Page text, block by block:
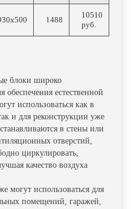
1488
10510
руб.
блоки широко
обеспечения естественной
использоваться как в
и для реконструкции уже
в стены или
отверстий,
циркулировать,
качество воздуха
могут использоваться для
помещений, гаражей,